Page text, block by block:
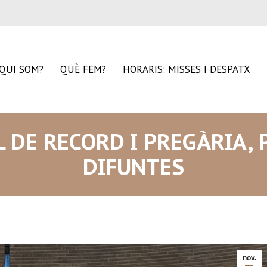
SOM? QUÈ FEM? HORARIS: MISSES I DESPATX
RECORD I PREGÀRIA,
DIFUNTES
nov.